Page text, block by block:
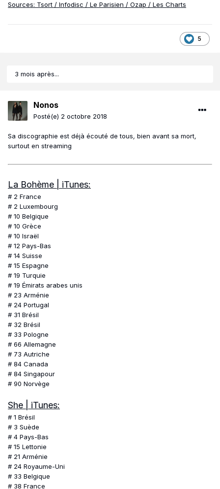
Sources: Tsort / Infodisc / Le Parisien / Ozap / Les Charts
5
3 mois après...
Nonos
Posté(e) 2 octobre 2018
Sa discographie est déjà écouté de tous, bien avant sa mort,
surtout en streaming
La Bohème iTunes:
# 2 France
# 2 Luxembourg
# 10 Belgique
# 10 Grèce
# 10 Israël
# 12 Pays-Bas
# 14 Suisse
# 15 Espagne
# 19 Turquie
# 19 Émirats arabes unis
# 23 Arménie
# 24 Portugal
# 31 Brésil
# 32 Brésil
# 33 Pologne
# 66 Allemagne
# 73 Autriche
# 84 Canada
# 84 Singapour
# 90 Norvège
She | iTunes:
# 1 Brésil
# 3 Suède
# 4 Pays-Bas
# 15 Lettonie
# 21 Arménie
# 24 Royaume-Uni
# 33 Belgique
# 38 France